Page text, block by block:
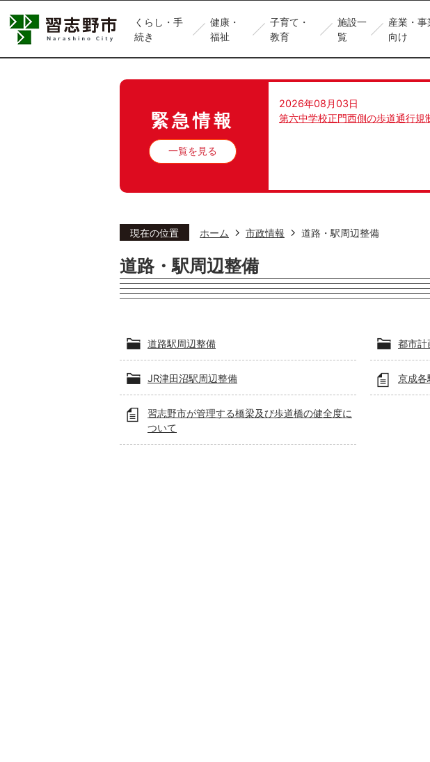
くらし・手
続き
健康・
福祉
子育て・
教育
施設一
覧
産業・事
向け
緊急情報
一覧を見る
2026年08月03日
第六中学校正門西側の歩道通行規
現在の位置 ホーム 市政情報 道路・駅周辺整備
道路・駅周辺整備
道路駅周辺整備 都市計
JR津田沼駅周辺整備 京成各
習志野市が管理する橋梁及び歩道橋の健全度に
ついて